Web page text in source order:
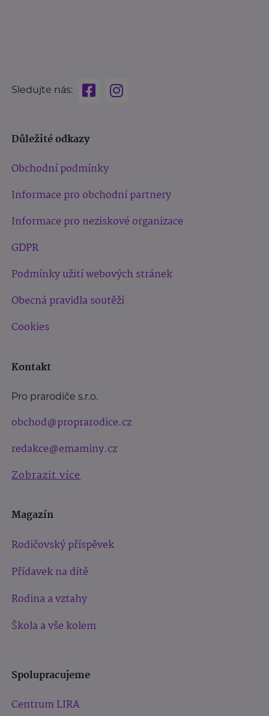
Sledujte nás:
Důležité odkazy
Obchodní podmínky
Informace pro obchodní partnery
Informace pro neziskové organizace
GDPR
Podmínky užití webových stránek
Obecná pravidla soutěží
Cookies
Kontakt
Pro prarodiče s.r.o.
obchod@proprarodice.cz
redakce@emaminy.cz
Zobrazit více
Magazín
Rodičovský příspěvek
Přídavek na dítě
Rodina a vztahy
Škola a vše kolem
Spolupracujeme
Centrum LIRA